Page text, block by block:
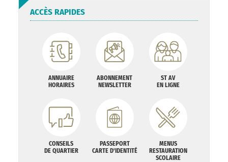
ACCÈS RAPIDES
ANNUAIRE
HORAIRES
ABONNEMENT
NEWSLETTER
ST AV
EN LIGNE
CONSEILS
DE QUARTIER
PASSEPORT
CARTE D'IDENTITÉ
MENUS
RESTAURATION
SCOLAIRE